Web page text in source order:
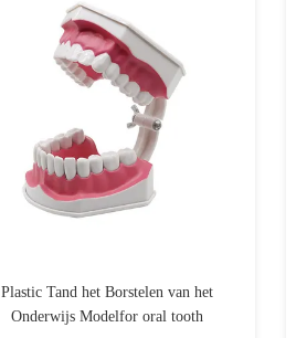
Plastic Tand het Borstelen van het
Onderwijs Modelfor oral tooth